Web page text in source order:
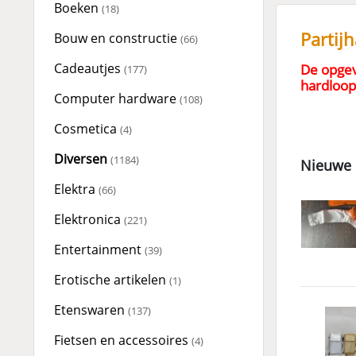
Boeken (18)
Bouw en constructie (66)
Cadeautjes (177)
Computer hardware (108)
Cosmetica (4)
Diversen (1184)
Elektra (66)
Elektronica (221)
Entertainment (39)
Erotische artikelen (1)
Etenswaren (137)
Fietsen en accessoires (4)
De